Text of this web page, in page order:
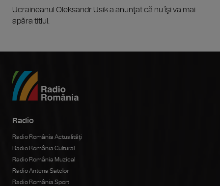
Ucraineanul Oleksandr Usik a anunţat că nu îşi va mai
apăra titlul.
Radio
Radio România Actualităţi
Radio România Cultural
Radio România Muzical
Radio Antena Satelor
Radio România Sport